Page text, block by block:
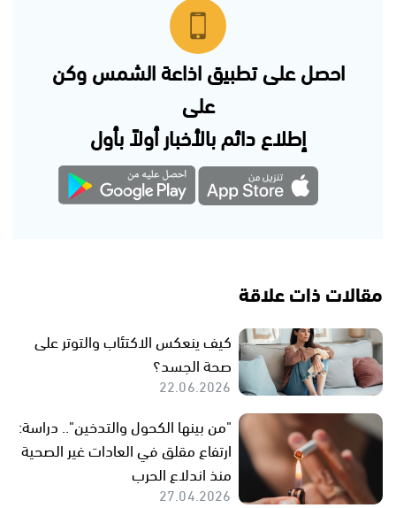
احصل على تطبيق اذاعة الشمس وكن
على
إطلاع دائم بالأخبار أولاً بأول
مقالات ذات علاقة
كيف ينعكس الاكتئاب والتوتر على
صحة الجسد؟
22.06.2026
"من بينها الكحول والتدخين".. دراسة:
ارتفاع مقلق في العادات غير الصحية
منذ اندلاع الحرب
27.04.2026